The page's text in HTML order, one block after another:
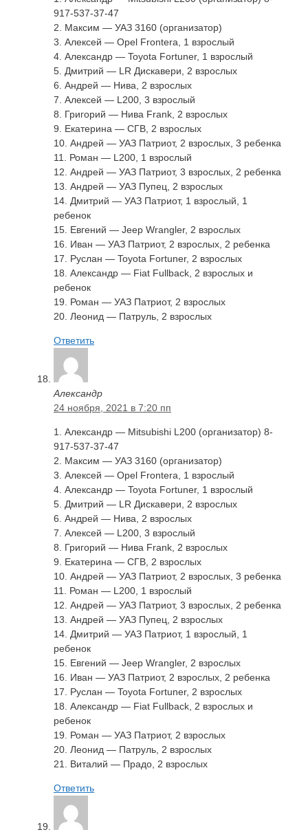
917-537-37-47
2. Максим — УАЗ 3160 (организатор)
3. Алексей — Opel Frontera, 1 взрослый
4. Александр — Toyota Fortuner, 1 взрослый
5. Дмитрий — LR Дискавери, 2 взрослых
6. Андрей — Нива, 2 взрослых
7. Алексей — L200, 3 взрослый
8. Григорий — Нива Frank, 2 взрослых
9. Екатерина — CГВ, 2 взрослых
10. Андрей — УАЗ Патриот, 2 взрослых, 3 ребенка
11. Роман — L200, 1 взрослый
12. Андрей — УАЗ Патриот, 3 взрослых, 2 ребенка
13. Андрей — УАЗ Пупец, 2 взрослых
14. Дмитрий — УАЗ Патриот, 1 взрослый, 1
ребенок
15. Евгений — Jeep Wrangler, 2 взрослых
16. Иван — УАЗ Патриот, 2 взрослых, 2 ребенка
17. Руслан — Toyota Fortuner, 2 взрослых
18. Александр — Fiat Fullback, 2 взрослых и
ребенок
19. Роман — УАЗ Патриот, 2 взрослых
20. Леонид — Патруль, 2 взрослых
Ответить
Александр
24 ноября, 2021 в 7:20 пп
1. Александр — Mitsubishi L200 (организатор) 8-
917-537-37-47
2. Максим — УАЗ 3160 (организатор)
3. Алексей — Opel Frontera, 1 взрослый
4. Александр — Toyota Fortuner, 1 взрослый
5. Дмитрий — LR Дискавери, 2 взрослых
6. Андрей — Нива, 2 взрослых
7. Алексей — L200, 3 взрослый
8. Григорий — Нива Frank, 2 взрослых
9. Екатерина — CГВ, 2 взрослых
10. Андрей — УАЗ Патриот, 2 взрослых, 3 ребенка
11. Роман — L200, 1 взрослый
12. Андрей — УАЗ Патриот, 3 взрослых, 2 ребенка
13. Андрей — УАЗ Пупец, 2 взрослых
14. Дмитрий — УАЗ Патриот, 1 взрослый, 1
ребенок
15. Евгений — Jeep Wrangler, 2 взрослых
16. Иван — УАЗ Патриот, 2 взрослых, 2 ребенка
17. Руслан — Toyota Fortuner, 2 взрослых
18. Александр — Fiat Fullback, 2 взрослых и
ребенок
19. Роман — УАЗ Патриот, 2 взрослых
20. Леонид — Патруль, 2 взрослых
21. Виталий — Прадо, 2 взрослых
Ответить